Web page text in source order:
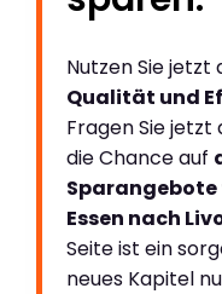
Nutzen Sie jetzt
Qualität und
Fragen Sie jetzt
die Chance auf
Sparangebote
Essen nach
Seite ist ein
neues Kapitel